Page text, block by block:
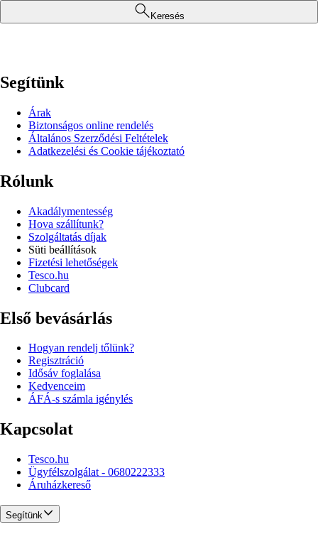
Keresés
Segítünk
Árak
Biztonságos online rendelés
Általános Szerződési Feltételek
Adatkezelési és Cookie tájékoztató
Rólunk
Akadálymentesség
Hova szállítunk?
Szolgáltatás díjak
Süti beállítások
Fizetési lehetőségek
Tesco.hu
Clubcard
Első bevásárlás
Hogyan rendelj tőlünk?
Regisztráció
Idősáv foglalása
Kedvenceim
ÁFÁ-s számla igénylés
Kapcsolat
Tesco.hu
Ügyfélszolgálat - 0680222333
Áruházkereső
Segítünk